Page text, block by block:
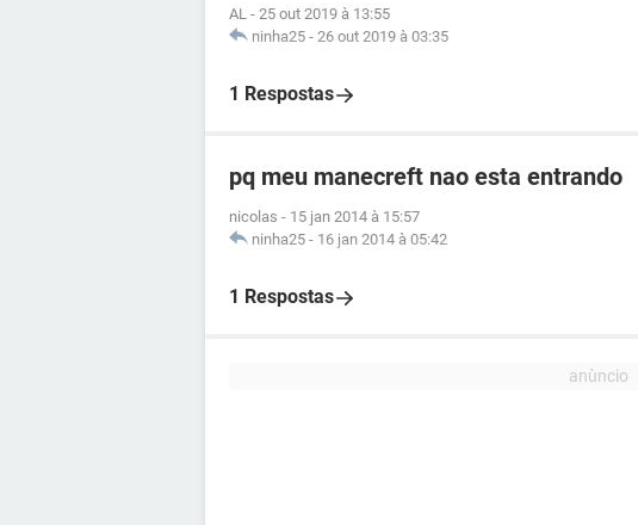
AL - 25 out 2019 à 13:55
ninha25 - 26 out 2019 à 03:35
1 Respostas
pq meu manecreft nao esta entrando
nicolas - 15 jan 2014 à 15:57
ninha25 - 16 jan 2014 à 05:42
1 Respostas